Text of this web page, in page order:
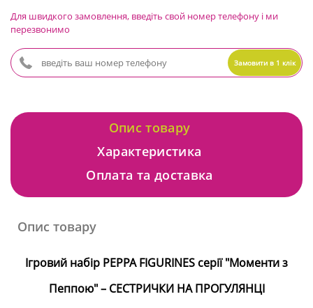
Для швидкого замовлення, введіть свой номер телефону і ми
перезвонимо
Замовити в 1 клік
Опис товару
Характеристика
Оплата та доставка
Опис товару
Ігровий набір PEPPA FIGURINES серії "Моменти з
Пеппою" – СЕСТРИЧКИ НА ПРОГУЛЯНЦІ